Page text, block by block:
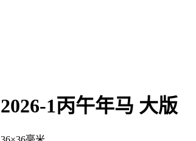
2026-1丙午年马 大版